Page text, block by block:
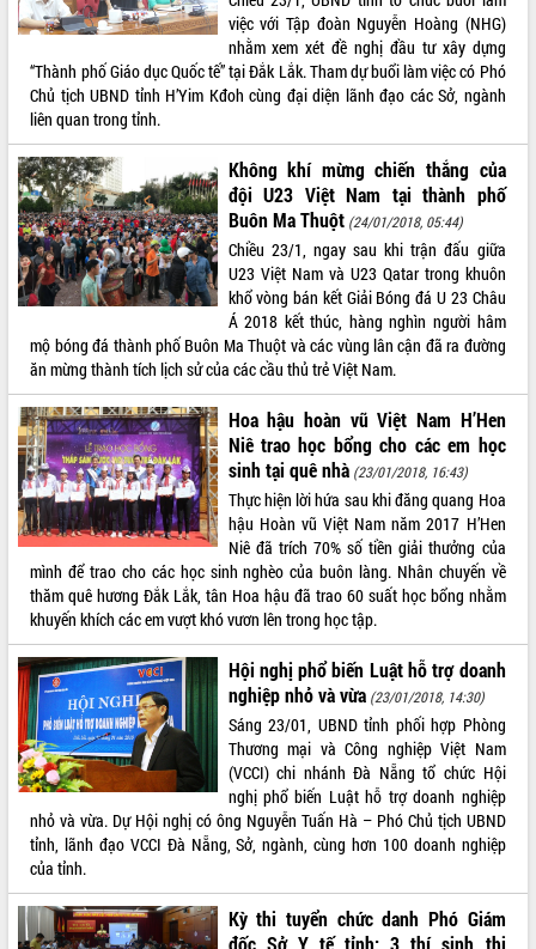
Diễn đàn Kinh tế tư nhân Việt Nam đột
Đề án 06 tạo bước ngoặt đột phá trong
cải cách hành chính tỉnh Đắk Lắk
Kết nối tour, đẩy mạnh chuyển đổi số
để phát triển du lịch Đắk Lắk
Khởi động Dự án Đầu tư xây dựng hạ
tầng kỹ thuật Cụm công nghiệp Tân
Tiến
Gặp mặt các cơ quan báo chí nhân Kỷ
niệm 101 năm Ngày Báo chí Cách
mạng Việt Nam
Đắk Lắk sơ kết 4 năm triển khai thực
hiện Đề án 06 của Chính phủ
Họp báo thông tin về Hội nghị Công bố
Quy hoạch và Xúc tiến đầu tư tỉnh Đắk
Lắk
Khơi thông điểm nghẽn, đẩy nhanh
giải ngân vốn khắc phục thiên tai
HĐND tỉnh thông qua điều chỉnh Quy
hoạch tỉnh thời kỳ 2021-2030
Hội thảo góp ý hồ sơ điều chỉnh quy
hoạch tỉnh Đắk Lắk thời kỳ 2021-2030,
tầm nhìn đến năm 2050
Nâng cao hiệu quả hoạt động của các
doanh nghiệp nhà nước
Hội nghị triển khai kết nối mạng
truyền số liệu chuyên dùng phục vụ cơ
quan Đảng, Nhà nước
Lễ phát động chuỗi hoạt động chung
tay làm sạch môi trường
Xã Ea Kar bước chuyển mình trong
công tác cải cách hành chính mô hình
mới
UBND tỉnh họp báo định kỳ tháng 4
năm 2026
việc với Tập đoàn Nguyễn Hoàng (NHG)
nhằm xem xét đề nghị đầu tư xây dựng
“Thành phố Giáo dục Quốc tế” tại Đắk Lắk. Tham dự buổi làm việc có Phó
Chủ tịch UBND tỉnh H’Yim Kđoh cùng đại diện lãnh đạo các Sở, ngành
liên quan trong tỉnh.
Không khí mừng chiến thắng của
đội U23 Việt Nam tại thành phố
Buôn Ma Thuột (24/01/2018, 05:44)
Chiều 23/1, ngay sau khi trận đấu giữa
U23 Việt Nam và U23 Qatar trong khuôn
khổ vòng bán kết Giải Bóng đá U 23 Châu
Á 2018 kết thúc, hàng nghìn người hâm
mộ bóng đá thành phố Buôn Ma Thuột và các vùng lân cận đã ra đường
ăn mừng thành tích lịch sử của các cầu thủ trẻ Việt Nam.
Hoa hậu hoàn vũ Việt Nam H’Hen
Niê trao học bổng cho các em học
sinh tại quê nhà (23/01/2018, 16:43)
Thực hiện lời hứa sau khi đăng quang Hoa
hậu Hoàn vũ Việt Nam năm 2017 H’Hen
Niê đã trích 70% số tiền giải thưởng của
mình để trao cho các học sinh nghèo của buôn làng. Nhân chuyến về
thăm quê hương Đắk Lắk, tân Hoa hậu đã trao 60 suất học bổng nhằm
khuyến khích các em vượt khó vươn lên trong học tập.
Hội nghị phổ biến Luật hỗ trợ doanh
nghiệp nhỏ và vừa (23/01/2018, 14:30)
Sáng 23/01, UBND tỉnh phối hợp Phòng
Thương mại và Công nghiệp Việt Nam
(VCCI) chi nhánh Đà Nẵng tổ chức Hội
nghị phổ biến Luật hỗ trợ doanh nghiệp
nhỏ và vừa. Dự Hội nghị có ông Nguyễn Tuấn Hà – Phó Chủ tịch UBND
tỉnh, lãnh đạo VCCI Đà Nẵng, Sở, ngành, cùng hơn 100 doanh nghiệp
của tỉnh.
Kỳ thi tuyển chức danh Phó Giám
đốc Sở Y tế tỉnh: 3 thí sinh thi